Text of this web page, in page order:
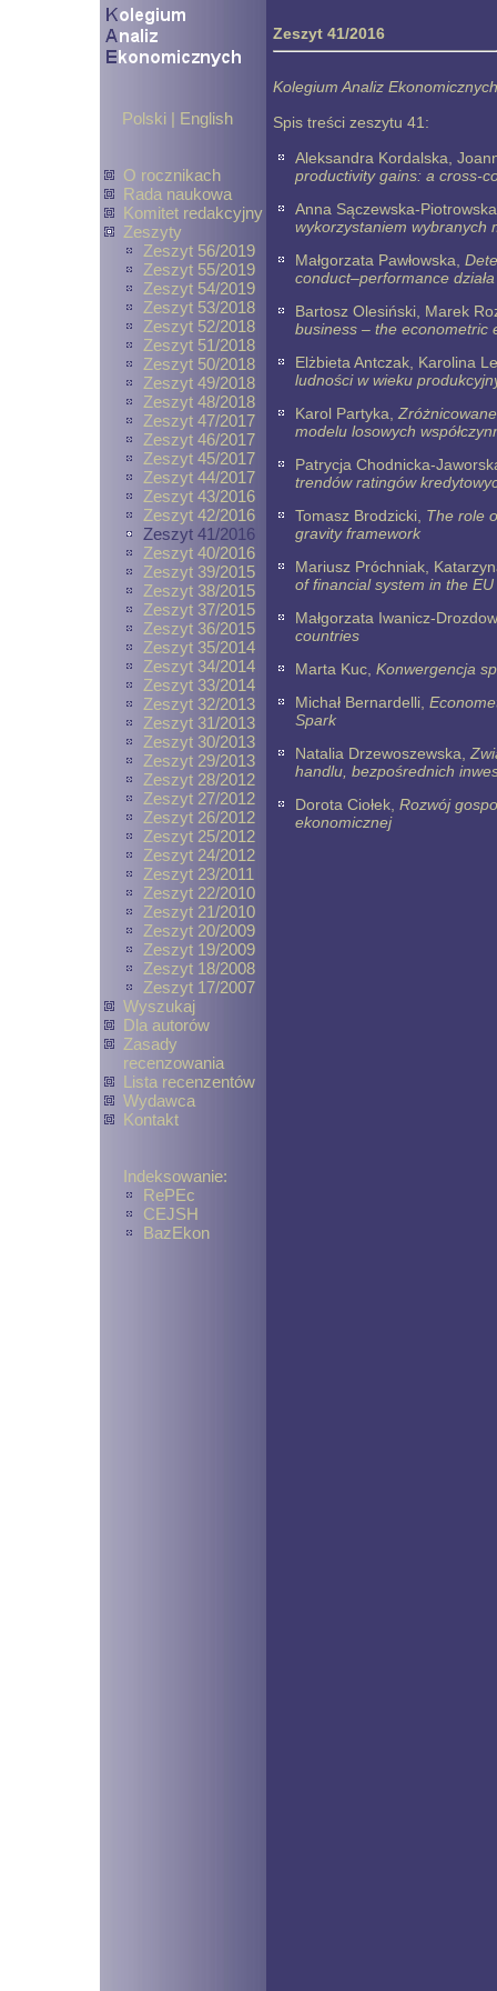
Polski | English
O rocznikach
Rada naukowa
Komitet redakcyjny
Zeszyty
Zeszyt 56/2019
Zeszyt 55/2019
Zeszyt 54/2019
Zeszyt 53/2018
Zeszyt 52/2018
Zeszyt 51/2018
Zeszyt 50/2018
Zeszyt 49/2018
Zeszyt 48/2018
Zeszyt 47/2017
Zeszyt 46/2017
Zeszyt 45/2017
Zeszyt 44/2017
Zeszyt 43/2016
Zeszyt 42/2016
Zeszyt 41/2016
Zeszyt 40/2016
Zeszyt 39/2015
Zeszyt 38/2015
Zeszyt 37/2015
Zeszyt 36/2015
Zeszyt 35/2014
Zeszyt 34/2014
Zeszyt 33/2014
Zeszyt 32/2013
Zeszyt 31/2013
Zeszyt 30/2013
Zeszyt 29/2013
Zeszyt 28/2012
Zeszyt 27/2012
Zeszyt 26/2012
Zeszyt 25/2012
Zeszyt 24/2012
Zeszyt 23/2011
Zeszyt 22/2010
Zeszyt 21/2010
Zeszyt 20/2009
Zeszyt 19/2009
Zeszyt 18/2008
Zeszyt 17/2007
Wyszukaj
Dla autorów
Zasady
recenzowania
Lista recenzentów
Wydawca
Kontakt
Indeksowanie:
RePEc
CEJSH
BazEkon
Zeszyt 41/2016
Kolegium Analiz
Spis treści zeszytu 41:
Aleksandra Kordalska,
productivity gains: a cross-
Anna Sączewska-
wykorzystaniem wybranych
Małgorzata Pawłowska,
conduct–performance
Bartosz Olesiński, Marek
business – the econometric
Elżbieta Antczak, Karolina
ludności w wieku
Karol Partyka,
modelu losowych
Patrycja Chodnicka-
trendów ratingów
Tomasz Brodzicki, The role
gravity framework
Mariusz Próchniak,
of financial system in the
Małgorzata Iwanicz-
countries
Marta Kuc, Konwergencja
Michał Bernardelli,
Spark
Natalia Drzewoszewska,
handlu, bezpośrednich
Dorota Ciołek, Rozwój
ekonomicznej